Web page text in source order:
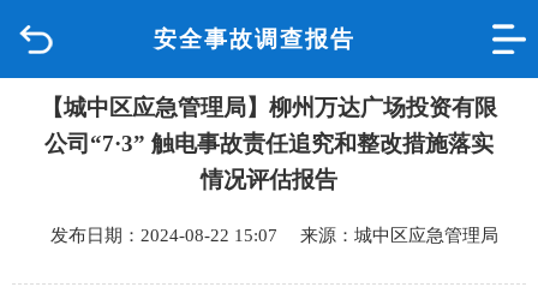
安全事故调查报告
品质城中
政府信息公开
【城中区应急管理局】柳州万达广场投资有限
公司“7·3” 触电事故责任追究和整改措施落实
情况评估报告
发布日期：2024-08-22 15:07 来源：城中区应急管理局